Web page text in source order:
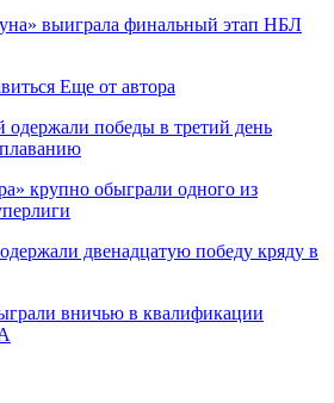
выиграла финальный этап НБЛ
Еще от автора
победы в третий день
крупно обыграли одного из
двенадцатую победу кряду в
вничью в квалификации